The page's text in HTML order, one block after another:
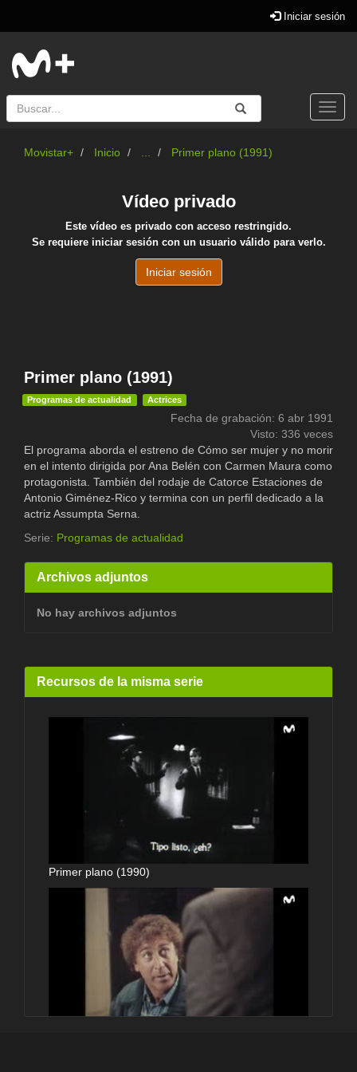
Iniciar sesión
Buscar Enviar
Buscar
Movistar+ Inicio Primer plano (1991)
Primer plano (1991)
Programas de actualidad Actrices
Fecha de grabación: 6 abr 1991
Visto: 336 veces
El programa aborda el estreno de Cómo ser mujer y no morir
en el intento dirigida por Ana Belén con Carmen Maura como
protagonista. También del rodaje de Catorce Estaciones de
Antonio Giménez-Rico y termina con un perfil dedicado a la
actriz Assumpta Serna.
Serie: Programas de actualidad
Archivos adjuntos
No hay archivos adjuntos
Recursos de la misma serie
Primer plano (1990)